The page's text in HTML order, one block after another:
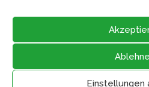
Einstellungen
@2026 - Alle Rechte
DATENSCHUTZ|